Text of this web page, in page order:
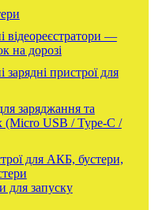
відеореєстратори —
на дорозі
зарядні пристрої для
заряджання та
(Micro USB / Type-C /
для АКБ, бустери,
для запуску